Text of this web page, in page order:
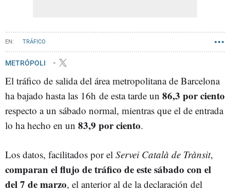
TRÁFICO
METRÓPOLI
El tráfico de salida del área metropolitana de Barcelona
ha bajado hasta las 16h de esta tarde un 86,3 por ciento
respecto a un sábado normal, mientras que el de entrada
lo ha hecho en un 83,9 por ciento.
Los datos, facilitados por el Servei Català de Trànsit,
comparan el flujo de tráfico de este sábado con el
del 7 de marzo, el anterior al de la declaración del